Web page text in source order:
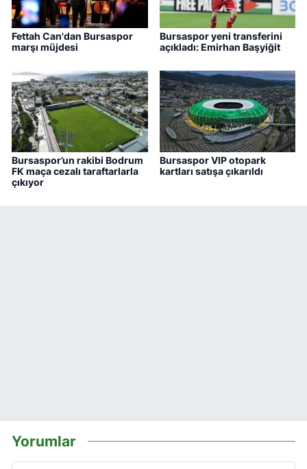
Fettah Can'dan Bursaspor
marşı müjdesi
Bursaspor yeni transferini
açıkladı: Emirhan Başyiğit
Bursaspor’un rakibi Bodrum
FK maça cezalı taraftarlarla
çıkıyor
Bursaspor VIP otopark
kartları satışa çıkarıldı
Yorumlar